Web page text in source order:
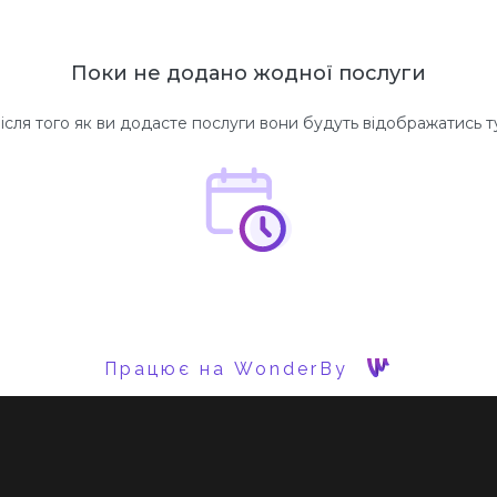
Поки не додано жодної послуги
того як ви додасте послуги вони будуть відображатись
Працює на WonderBy